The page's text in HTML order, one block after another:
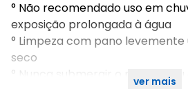
° Não recomendado uso em
exposição prolongada à água
° Limpeza com pano levemente
seco
° Nunca submergir o produto ou
ver mais